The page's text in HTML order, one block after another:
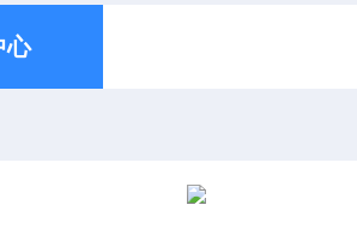
心